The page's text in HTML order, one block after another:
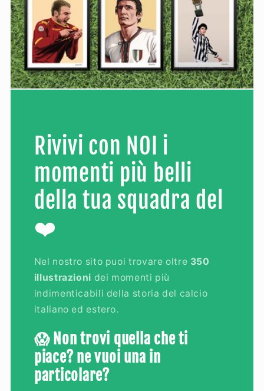
Rivivi con NOI i
momenti più belli
della tua squadra del
❤️
Nel nostro sito puoi trovare oltre 350
illustrazioni dei momenti più
indimenticabili della storia del calcio
italiano ed estero.
😱 Non trovi quella che ti
piace? ne vuoi una in
particolare?